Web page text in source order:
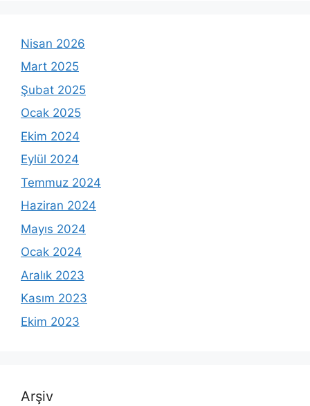
Nisan 2026
Mart 2025
Şubat 2025
Ocak 2025
Ekim 2024
Eylül 2024
Temmuz 2024
Haziran 2024
Mayıs 2024
Ocak 2024
Aralık 2023
Kasım 2023
Ekim 2023
Arşiv